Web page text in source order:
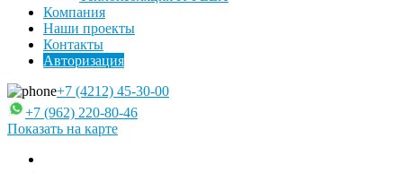
Компания
Наши проекты
Контакты
Авторизация
+7 (4212) 45-30-00
+7 (962) 220-80-46
Показать на карте